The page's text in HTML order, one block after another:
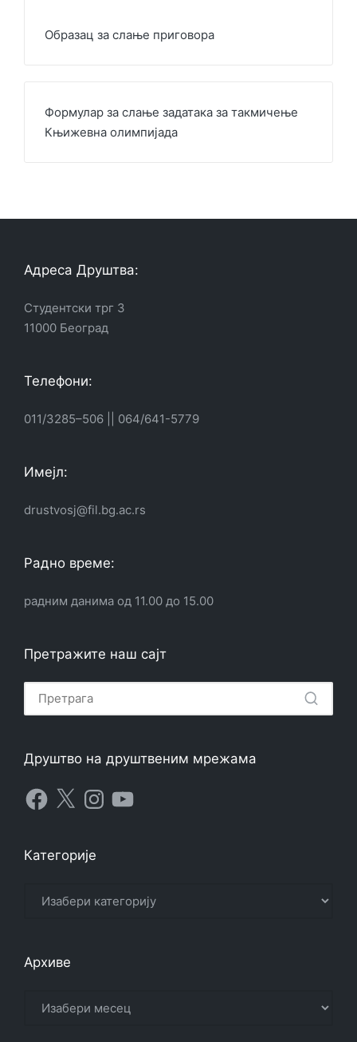
Образац за слање приговора
Формулар за слање задатака за такмичење
Књижевна олимпијада
Адреса Друштва:
Студентски трг 3
11000 Београд
Телефони:
011/3285–506 064/641-5779
Имејл:
drustvosj@fil.bg.ac.rs
Радно време:
радним данима од 11.00 до 15.00
Претражите наш сајт
Друштво на друштвеним мрежама
Facebook
X InstagramYouTube
Категорије
Архиве